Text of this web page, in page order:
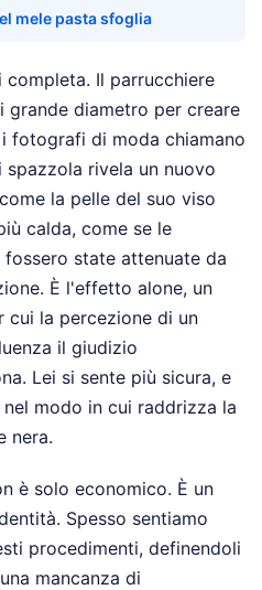
mele pasta sfoglia
Il parrucchiere
grande diametro per creare
fotografi di moda chiamano
rivela un nuovo
la pelle del suo viso
calda, come se le
state attenuate da
È l'effetto alone, un
cui la percezione di un
il giudizio
Lei si sente più sicura, e
modo in cui raddrizza la
nera.
è solo economico. È un
Spesso sentiamo
procedimenti, definendoli
mancanza di